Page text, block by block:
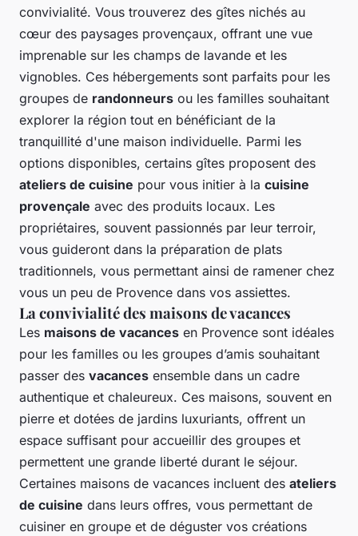
convivialité. Vous trouverez des gîtes nichés au
cœur des paysages provençaux, offrant une vue
imprenable sur les champs de lavande et les
vignobles. Ces hébergements sont parfaits pour les
groupes de randonneurs ou les familles souhaitant
explorer la région tout en bénéficiant de la
tranquillité d'une maison individuelle. Parmi les
options disponibles, certains gîtes proposent des
ateliers de cuisine pour vous initier à la cuisine
provençale avec des produits locaux. Les
propriétaires, souvent passionnés par leur terroir,
vous guideront dans la préparation de plats
traditionnels, vous permettant ainsi de ramener chez
vous un peu de Provence dans vos assiettes.
La convivialité des maisons de vacances
Les maisons de vacances en Provence sont idéales
pour les familles ou les groupes d’amis souhaitant
passer des vacances ensemble dans un cadre
authentique et chaleureux. Ces maisons, souvent en
pierre et dotées de jardins luxuriants, offrent un
espace suffisant pour accueillir des groupes et
permettent une grande liberté durant le séjour.
Certaines maisons de vacances incluent des ateliers
de cuisine dans leurs offres, vous permettant de
cuisiner en groupe et de déguster vos créations